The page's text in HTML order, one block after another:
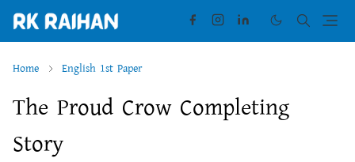
Home English 1st Paper
The Proud Crow Completing
Story